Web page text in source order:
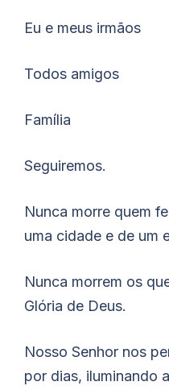
Eu e meus irmãos
Todos amigos
Família
Seguiremos.
Nunca morre quem
uma cidade e de um
Nunca morrem os
Glória de Deus.
Nosso Senhor nos
por dias, iluminando